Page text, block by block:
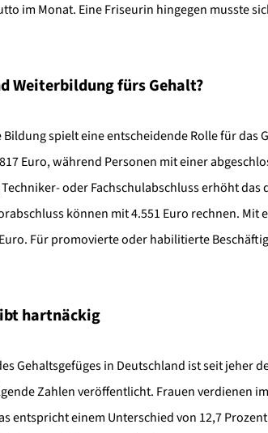
im Monat. Eine Friseurin hingegen musste
Weiterbildung fürs Gehalt?
spielt eine entscheidende Rolle für das
Euro, während Personen mit einer
oder Fachschulabschluss erhöht
können mit 4.551 Euro rechnen. Mit
Für promovierte oder habilitierte
hartnäckig
Gehaltsgefüges in Deutschland ist seit jeher
Zahlen veröffentlicht. Frauen verdienen
entspricht einem Unterschied von 12,7